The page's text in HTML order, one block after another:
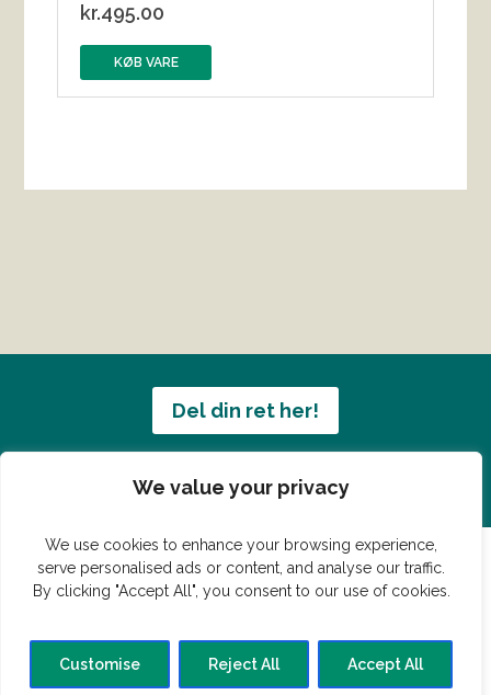
We value your privacy
We use cookies to enhance your browsing experience,
serve personalised ads or content, and analyse our traffic.
By clicking "Accept All", you consent to our use of cookies.
Customise Reject All Accept All
kr.495.00
KØB VARE
Del din ret her!
Har du en konge ret du vil dele?
© Vildmedmad.dk 2019. God og nem mad!
Hovedret
Bagværk Forret Buffet Dessert